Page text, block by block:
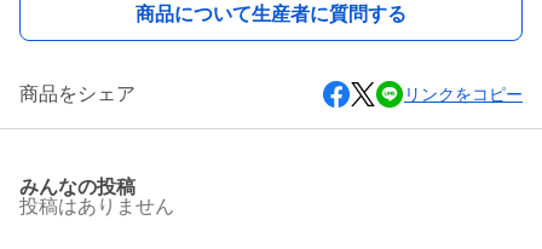
商品について生産者に質問する
商品をシェア リンクをコピー
みんなの投稿
投稿はありません